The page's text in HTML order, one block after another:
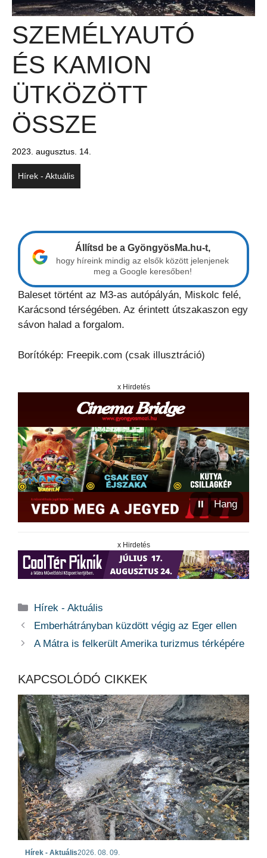
SZEMÉLYAUTÓ
ÉS KAMION
ÜTKÖZÖTT
ÖSSZE
2023. augusztus. 14.
Hírek - Aktuális
Állítsd be a GyöngyösMa.hu-t,
hogy híreink mindig az elsők között jelenjenek
meg a Google keresőben!
Baleset történt az M3-as autópályán, Miskolc felé,
Karácsond térségében. Az érintett útszakaszon egy
sávon halad a forgalom.
Borítókép: Freepik.com (csak illusztráció)
x Hirdetés
⏸ Hang
x Hirdetés
Kategória
Hírek - Aktuális
Emberhátrányban küzdött végig az Eger ellen
A Mátra is felkerült Amerika turizmus térképére
KAPCSOLÓDÓ CIKKEK
Hírek - Aktuális2026. 08. 09.